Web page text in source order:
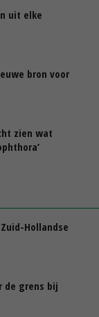
uit elke
bron voor
zien wat
Hollandse
de grens bij